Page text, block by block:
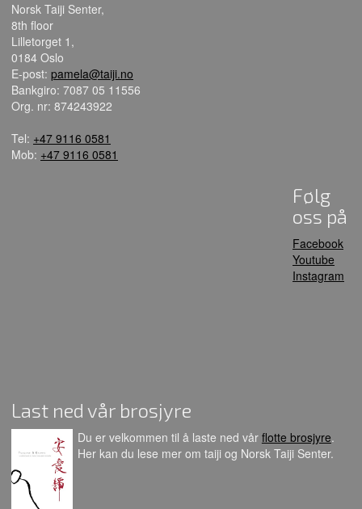
Norsk Taiji Senter,
8th floor
Lilletorget 1,
0184 Oslo
E-post: pamela@taiji.no
Bankgiro: 7087 05 11556
Org. nr: 874243922
Tel: +47 9116 0581
Mob: +47 9116 0581
Følg
oss på
Facebook
Youtube
Instagram
Last ned vår brosjyre
Du er velkommen til å laste ned vår flotte brosjyre.
Her kan du lese mer om taiji og Norsk Taiji Senter.